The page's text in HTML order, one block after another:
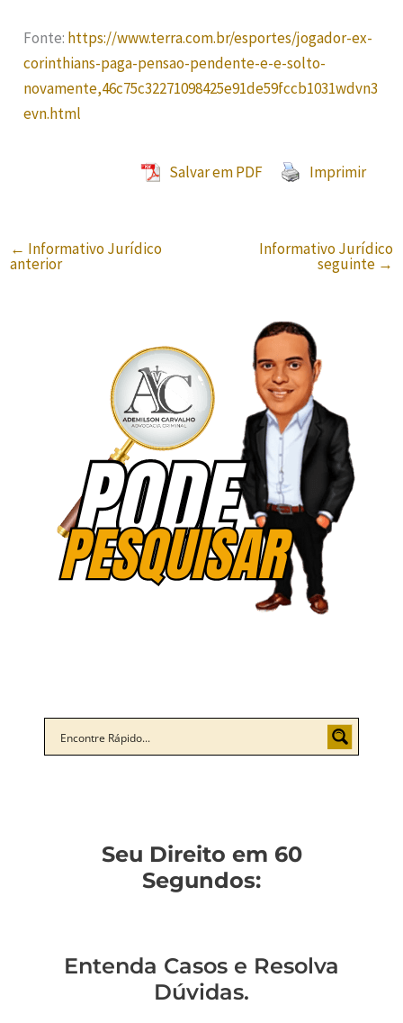
Fonte: https://www.terra.com.br/esportes/jogador-ex-
corinthians-paga-pensao-pendente-e-e-solto-
novamente,46c75c32271098425e91de59fccb1031wdvn3
evn.html
Salvar em PDF Imprimir
← Informativo Jurídico
anterior
Informativo Jurídico
seguinte →
Seu Direito em 60
Segundos:
Entenda Casos e Resolva
Dúvidas.